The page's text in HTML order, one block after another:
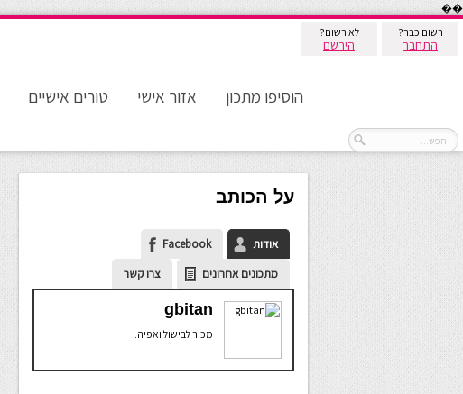
��
רשום כבר?
התחבר
לא רשום?
הירשם
הוסיפו מתכון אזור אישי טורים אישיים
על הכותב
אודות
Facebook
מתכונים אחרונים
צרו קשר
gbitan
מכור לבישול ואפיה.